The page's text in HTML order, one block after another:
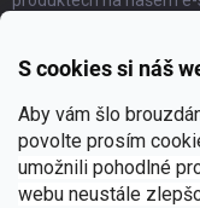
S cookies si náš
Aby vám šlo
povolte prosím
umožnili pohodlné
webu neustále
E-MAIL
Přihlásit se